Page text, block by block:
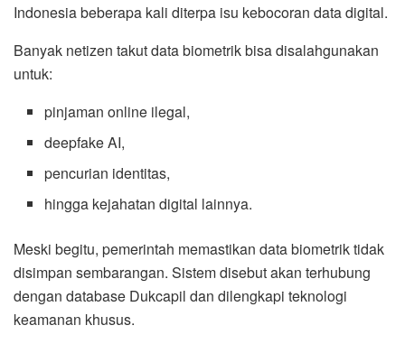
Indonesia beberapa kali diterpa isu kebocoran data digital.
Banyak netizen takut data biometrik bisa disalahgunakan
untuk:
pinjaman online ilegal,
deepfake AI,
pencurian identitas,
hingga kejahatan digital lainnya.
Meski begitu, pemerintah memastikan data biometrik tidak
disimpan sembarangan. Sistem disebut akan terhubung
dengan database Dukcapil dan dilengkapi teknologi
keamanan khusus.